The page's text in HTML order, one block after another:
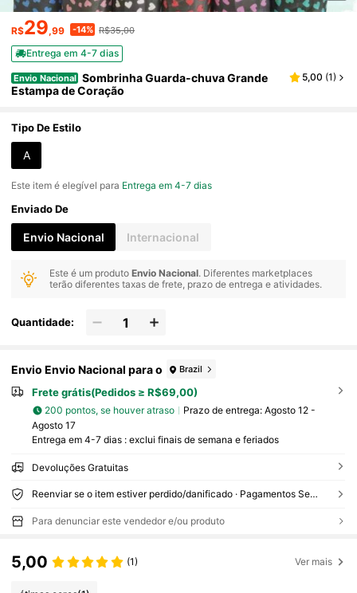
R$29,99 -14% R$35,00
Entrega em 4-7 dias
Envio Nacional Sombrinha Guarda-chuva Grande
Estampa de Coração
5,00 (1)
Tipo De Estilo
A
Este item é elegível para Entrega em 4-7 dias
Enviado De
Envio Nacional Internacional
Este é um produtoEnvio Nacional. Diferentes marketplaces
terão diferentes taxas de frete, prazo de entrega e atividades.
Quantidade:
Envio Envio Nacional para o Brazil
Frete grátis(Pedidos ≥ R$69,00)
200 pontos, se houver atraso Prazo de entrega: Agosto 12 -
Agosto 17
Entrega em 4-7 dias : exclui finais de semana e feriados
Devoluções Gratuitas
Reenviar se o item estiver perdido/danificado · Pagamentos Seguros · Proteção de privacidade
Para denunciar este vendedor e/ou produto
5,00 (1) Ver mais